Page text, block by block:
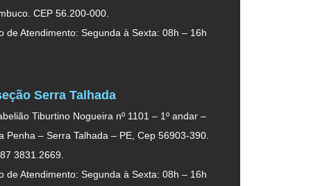
CEP 56.200-000.
de Atendimento: Segunda à Sexta: 08h – 16h
Serra Talhada
Tiburtino Nogueira nº 1101 – 1º andar –
Penha – Serra Talhada – PE, Cep 56903-390.
3831.2669.
de Atendimento: Segunda à Sexta: 08h – 16h